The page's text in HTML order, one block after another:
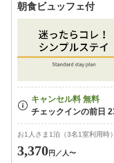
朝食ビュッフェ付
お1人さま1泊（3名1室利用時
3,370円 ／人〜